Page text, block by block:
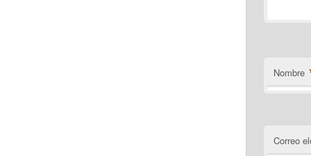
Nombre
Correo